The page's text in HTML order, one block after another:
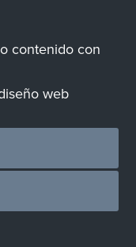
contenido con
web